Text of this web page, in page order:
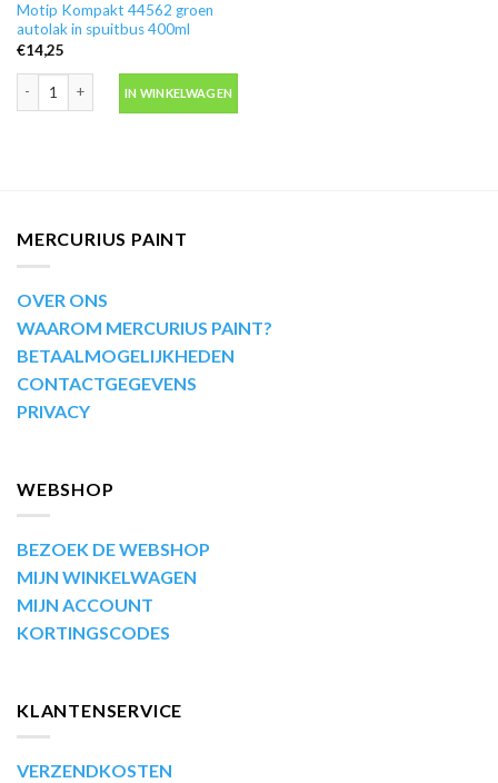
Motip Kompakt 44562 groen
autolak in spuitbus 400ml
€14,25
IN WINKELWAGEN
MERCURIUS PAINT
OVER ONS
WAAROM MERCURIUS PAINT?
BETAALMOGELIJKHEDEN
CONTACTGEGEVENS
PRIVACY
WEBSHOP
BEZOEK DE WEBSHOP
MIJN WINKELWAGEN
MIJN ACCOUNT
KORTINGSCODES
KLANTENSERVICE
VERZENDKOSTEN